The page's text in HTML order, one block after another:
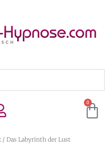
0
/ Das Labyrinth der Lust